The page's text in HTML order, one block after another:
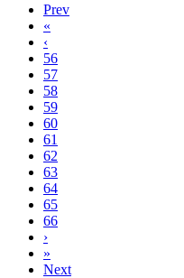
Prev
«
‹
56
57
58
59
60
61
62
63
64
65
66
›
»
Next